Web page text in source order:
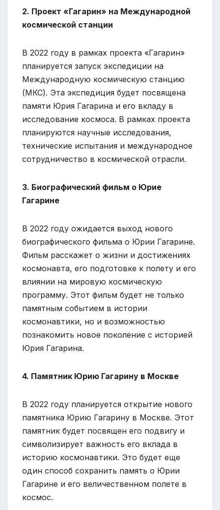
2. Проект «Гагарин» на Международной
космической станции
В 2022 году в рамках проекта «Гагарин»
планируется запуск экспедиции на
Международную космическую станцию
(МКС). Эта экспедиция будет посвящена
памяти Юрия Гагарина и его вкладу в
исследование космоса. В рамках проекта
планируются научные исследования,
технические испытания и международное
сотрудничество в космической отрасли.
3. Биографический фильм о Юрие
Гагарине
В 2022 году ожидается выход нового
биографического фильма о Юрии Гагарине.
Фильм расскажет о жизни и достижениях
космонавта, его подготовке к полету и его
влиянии на мировую космическую
программу. Этот фильм будет не только
памятным событием в истории
космонавтики, но и возможностью
познакомить новое поколение с историей
Юрия Гагарина.
4. Памятник Юрию Гагарину в Москве
В 2022 году планируется открытие нового
памятника Юрию Гагарину в Москве. Этот
памятник будет посвящен его подвигу и
символизирует важность его вклада в
историю космонавтики. Это будет еще
один способ сохранить память о Юрии
Гагарине и его величественном полете в
космос.